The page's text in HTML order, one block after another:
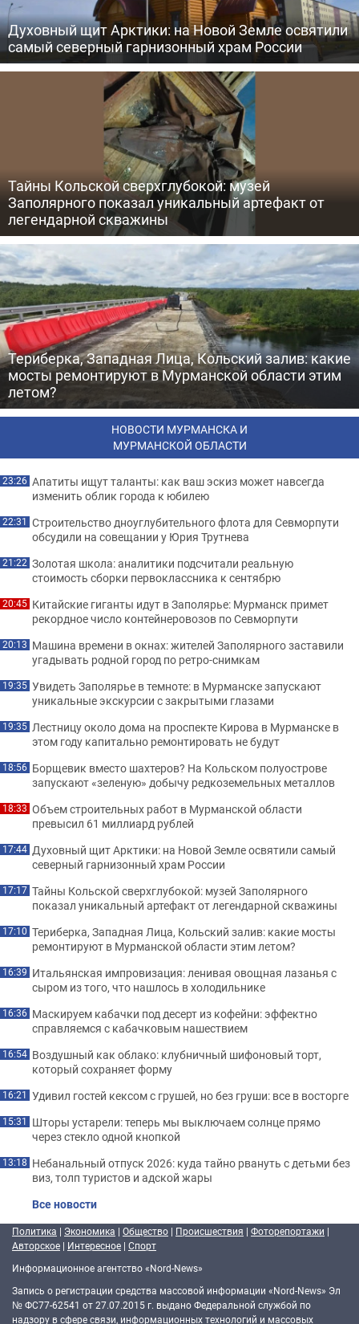
Духовный щит Арктики: на Новой Земле освятили
самый северный гарнизонный храм России
Тайны Кольской сверхглубокой: музей
Заполярного показал уникальный артефакт от
легендарной скважины
Териберка, Западная Лица, Кольский залив: какие
мосты ремонтируют в Мурманской области этим
летом?
НОВОСТИ МУРМАНСКА И
МУРМАНСКОЙ ОБЛАСТИ
23:26 Апатиты ищут таланты: как ваш эскиз может навсегда
изменить облик города к юбилею
22:31 Строительство дноуглубительного флота для Севморпути
обсудили на совещании у Юрия Трутнева
21:22 Золотая школа: аналитики подсчитали реальную
стоимость сборки первоклассника к сентябрю
20:45 Китайские гиганты идут в Заполярье: Мурманск примет
рекордное число контейнеровозов по Севморпути
20:13 Машина времени в окнах: жителей Заполярного заставили
угадывать родной город по ретро-снимкам
19:35 Увидеть Заполярье в темноте: в Мурманске запускают
уникальные экскурсии с закрытыми глазами
19:35 Лестницу около дома на проспекте Кирова в Мурманске в
этом году капитально ремонтировать не будут
18:56 Борщевик вместо шахтеров? На Кольском полуострове
запускают «зеленую» добычу редкоземельных металлов
18:33 Объем строительных работ в Мурманской области
превысил 61 миллиард рублей
17:44 Духовный щит Арктики: на Новой Земле освятили самый
северный гарнизонный храм России
17:17 Тайны Кольской сверхглубокой: музей Заполярного
показал уникальный артефакт от легендарной скважины
17:10 Териберка, Западная Лица, Кольский залив: какие мосты
ремонтируют в Мурманской области этим летом?
16:39 Итальянская импровизация: ленивая овощная лазанья с
сыром из того, что нашлось в холодильнике
16:36 Маскируем кабачки под десерт из кофейни: эффектно
справляемся с кабачковым нашествием
16:54 Воздушный как облако: клубничный шифоновый торт,
который сохраняет форму
16:21 Удивил гостей кексом с грушей, но без груши: все в восторге
15:31 Шторы устарели: теперь мы выключаем солнце прямо
через стекло одной кнопкой
13:18 Небанальный отпуск 2026: куда тайно рвануть с детьми без
виз, толп туристов и адской жары
Все новости
Политика | Экономика | Общество | Происшествия | Фоторепортажи |
Авторское | Интересное | Спорт
Информационное агентство «Nord-News»
Запись о регистрации средства массовой информации «Nord-News» Эл
№ ФС77-62541 от 27.07.2015 г. выдано Федеральной службой по
надзору в сфере связи, информационных технологий и массовых